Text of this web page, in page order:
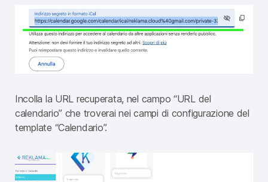
Incolla la URL recuperata, nel campo “URL del
calendario” che troverai nei campi di configurazione del
template “Calendario”.